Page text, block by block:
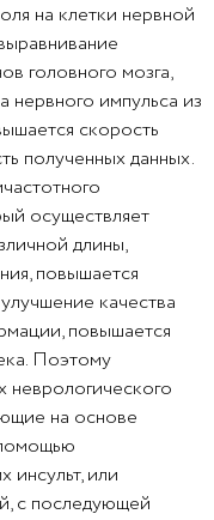
на клетки нервной
головного мозга,
нервного импульса из
скорость
полученных данных.
осуществляет
длины,
повышается
качества
повышается
Поэтому
неврологического
на основе
инсульт, или
с последующей